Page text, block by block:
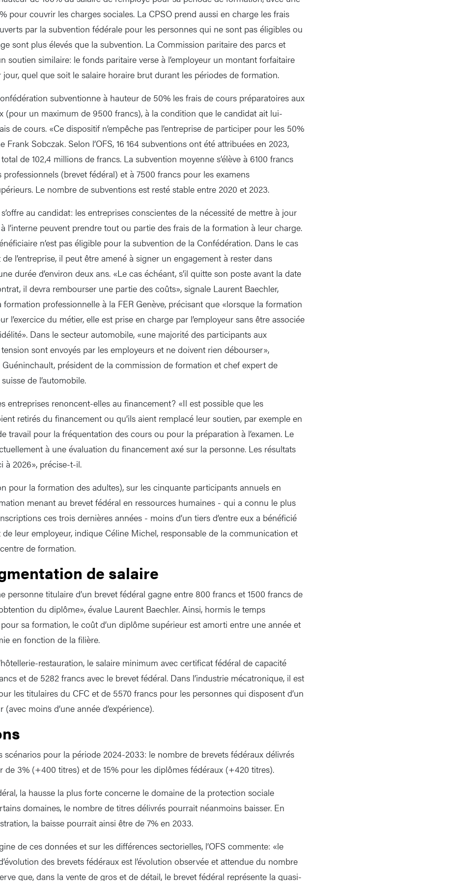
pour couvrir les charges sociales. La CPSO prend aussi en charge les frais
par la subvention fédérale pour les personnes qui ne sont pas éligibles ou
sont plus élevés que la subvention. La Commission paritaire des parcs et
soutien similaire: le fonds paritaire verse à l’employeur un montant forfaitaire
quel que soit le salaire horaire brut durant les périodes de formation.
subventionne à hauteur de 50% les frais de cours préparatoires aux
(pour un maximum de 9500 francs), à la condition que le candidat ait lui-
de cours. «Ce dispositif n’empêche pas l’entreprise de participer pour les 50%
Frank Sobczak. Selon l’OFS, 16 164 subventions ont été attribuées en 2023,
de 102,4 millions de francs. La subvention moyenne s’élève à 6100 francs
professionnels (brevet fédéral) et à 7500 francs pour les examens
Le nombre de subventions est resté stable entre 2020 et 2023.
au candidat: les entreprises conscientes de la nécessité de mettre à jour
l’interne peuvent prendre tout ou partie des frais de la formation à leur charge.
n’est pas éligible pour la subvention de la Confédération. Dans le cas
l’entreprise, il peut être amené à signer un engagement à rester dans
durée d’environ deux ans. «Le cas échéant, s’il quitte son poste avant la date
il devra rembourser une partie des coûts», signale Laurent Baechler,
formation professionnelle à la FER Genève, précisant que «lorsque la formation
l’exercice du métier, elle est prise en charge par l’employeur sans être associée
Dans le secteur automobile, «une majorité des participants aux
sont envoyés par les employeurs et ne doivent rien débourser»,
président de la commission de formation et chef expert de
de l’automobile.
entreprises renoncent-elles au financement? «Il est possible que les
retirés du financement ou qu’ils aient remplacé leur soutien, par exemple en
travail pour la fréquentation des cours ou pour la préparation à l’examen. Le
à une évaluation du financement axé sur la personne. Les résultats
à 2026», précise-t-il.
pour la formation des adultes), sur les cinquante participants annuels en
menant au brevet fédéral en ressources humaines - qui a connu le plus
ces trois dernières années - moins d’un tiers d’entre eux a bénéficié
de leur employeur, indique Céline Michel, responsable de la communication et
de formation.
de salaire
personne titulaire d’un brevet fédéral gagne entre 800 francs et 1500 francs de
du diplôme», évalue Laurent Baechler. Ainsi, hormis le temps
sa formation, le coût d’un diplôme supérieur est amorti entre une année et
en fonction de la filière.
restauration, le salaire minimum avec certificat fédéral de capacité
et de 5282 francs avec le brevet fédéral. Dans l’industrie mécatronique, il est
les titulaires du CFC et de 5570 francs pour les personnes qui disposent d’un
moins d’une année d’expérience).
scénarios pour la période 2024-2033: le nombre de brevets fédéraux délivrés
de 3% (+400 titres) et de 15% pour les diplômes fédéraux (+420 titres).
la hausse la plus forte concerne le domaine de la protection sociale
domaines, le nombre de titres délivrés pourrait néanmoins baisser. En
la baisse pourrait ainsi être de 7% en 2033.
de ces données et sur les différences sectorielles, l’OFS commente: «le
des brevets fédéraux est l’évolution observée et attendue du nombre
que, dans la vente de gros et de détail, le brevet fédéral représente la quasi-